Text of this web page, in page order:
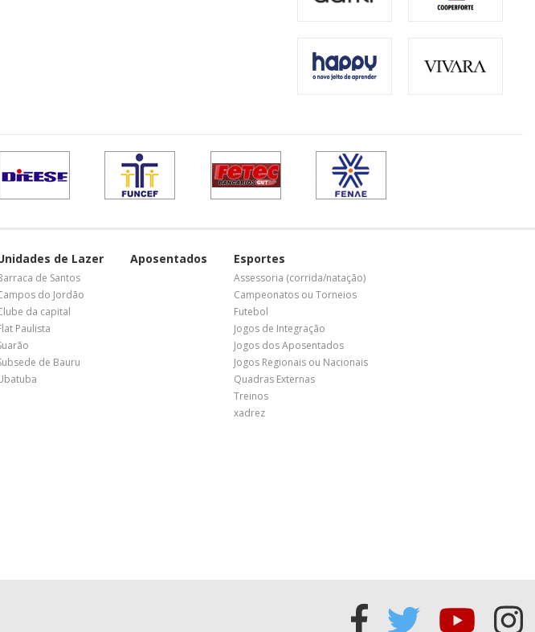
de Lazer
de Santos
do Jordão
da capital
Paulista
de Bauru
Aposentados Esportes
Assessoria (corrida/natação)
Campeonatos ou Torneios
Futebol
Jogos de Integração
Jogos dos Aposentados
Jogos Regionais ou Nacionais
Quadras Externas
Treinos
xadrez
Acessar
Acessar